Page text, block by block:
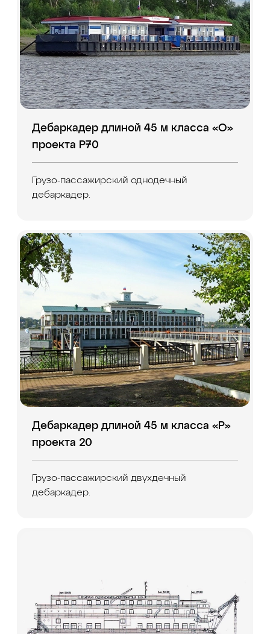
Дебаркадер длиной 45 м класса «О»
проекта Р70
Грузо-пассажирский однодечный
дебаркадер.
Дебаркадер длиной 45 м класса «Р»
проекта 20
Грузо-пассажирский двухдечный
дебаркадер.